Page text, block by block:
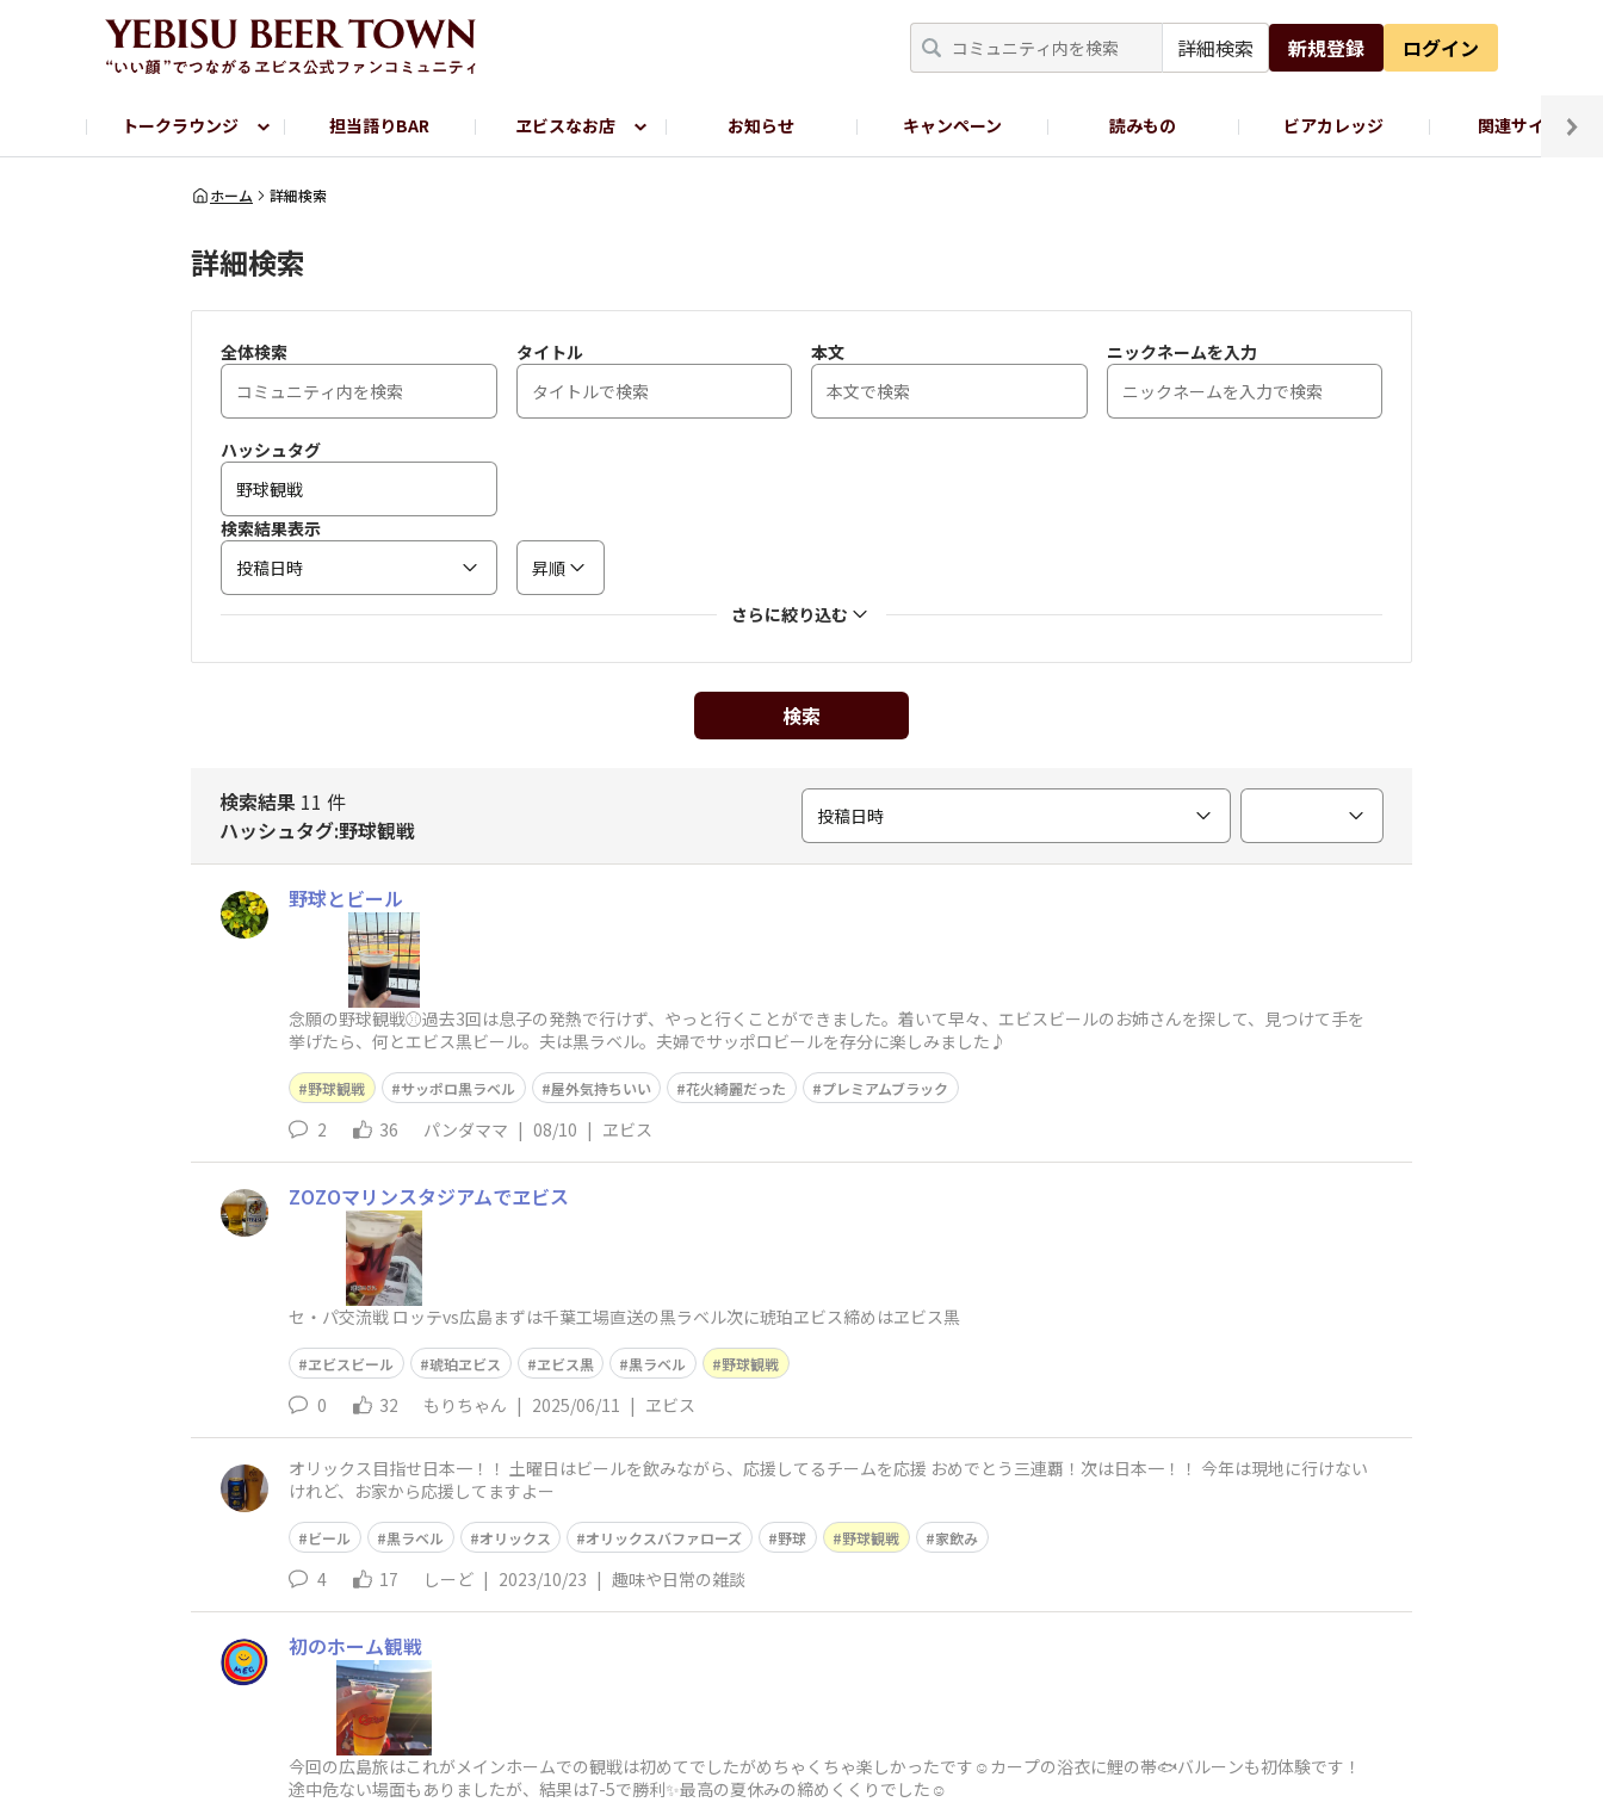
詳細検索 新規登録 ログイン
トークラウンジ
フリートーク
担当語りBAR ヱビスなお店
ヱビス提供店情報
お知らせ キャンペーン 読みもの ビアカレッジ 関連サイト
ヱビスブランドサイト
サッポロビール公式Instagram
ホーム 詳細検索
詳細検索
全体検索 タイトル 本文 ニックネームを入力
ハッシュタグ
検索結果表示
投稿日時
昇順
さらに絞り込む
検索
検索結果 11 件
ハッシュタグ:野球観戦
投稿日時
野球とビール
念願の野球観戦⚾️過去3回は息子の発熱で行けず、やっと行くことができました。着いて早々、エビスビールのお姉さんを探して、見つけて手を
挙げたら、何とエビス黒ビール。夫は黒ラベル。夫婦でサッポロビールを存分に楽しみました♪
野球観戦 サッポロ黒ラベル 屋外気持ちいい 花火綺麗だった プレミアムブラック
2 36 パンダママ | 08/10 | ヱビス
ZOZOマリンスタジアムでヱビス
セ・パ交流戦 ロッテvs広島まずは千葉工場直送の黒ラベル次に琥珀ヱビス締めはヱビス黒
ヱビスビール 琥珀ヱビス ヱビス黒 黒ラベル 野球観戦
0 32 もりちゃん | 2025/06/11 | ヱビス
オリックス目指せ日本一！！ 土曜日はビールを飲みながら、応援してるチームを応援 おめでとう三連覇！次は日本一！！ 今年は現地に行けない
けれど、お家から応援してますよー
ビール 黒ラベル オリックス オリックスバファローズ 野球 野球観戦 家飲み
4 17 しーど | 2023/10/23 | 趣味や日常の雑談
初のホーム観戦
今回の広島旅はこれがメインホームでの観戦は初めてでしたがめちゃくちゃ楽しかったです☺️カープの浴衣に鯉の帯🐟️バルーンも初体験です！
途中危ない場面もありましたが、結果は7-5で勝利✨最高の夏休みの締めくくりでした☺️